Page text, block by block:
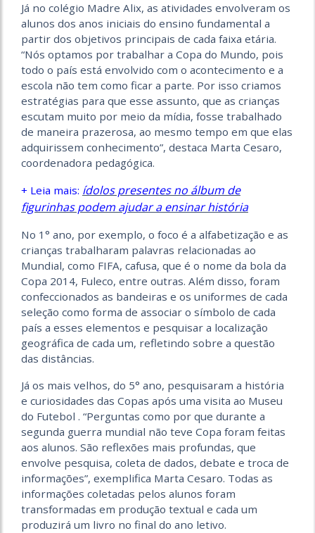
Já no colégio Madre Alix, as atividades envolveram os
alunos dos anos iniciais do ensino fundamental a
partir dos objetivos principais de cada faixa etária.
“Nós optamos por trabalhar a Copa do Mundo, pois
todo o país está envolvido com o acontecimento e a
escola não tem como ficar a parte. Por isso criamos
estratégias para que esse assunto, que as crianças
escutam muito por meio da mídia, fosse trabalhado
de maneira prazerosa, ao mesmo tempo em que elas
adquirissem conhecimento”, destaca Marta Cesaro,
coordenadora pedagógica.
+ Leia mais: ídolos presentes no álbum de
figurinhas podem ajudar a ensinar história
No 1° ano, por exemplo, o foco é a alfabetização e as
crianças trabalharam palavras relacionadas ao
Mundial, como FIFA, cafusa, que é o nome da bola da
Copa 2014, Fuleco, entre outras. Além disso, foram
confeccionados as bandeiras e os uniformes de cada
seleção como forma de associar o símbolo de cada
país a esses elementos e pesquisar a localização
geográfica de cada um, refletindo sobre a questão
das distâncias.
Já os mais velhos, do 5° ano, pesquisaram a história
e curiosidades das Copas após uma visita ao Museu
do Futebol . “Perguntas como por que durante a
segunda guerra mundial não teve Copa foram feitas
aos alunos. São reflexões mais profundas, que
envolve pesquisa, coleta de dados, debate e troca de
informações”, exemplifica Marta Cesaro. Todas as
informações coletadas pelos alunos foram
transformadas em produção textual e cada um
produzirá um livro no final do ano letivo.